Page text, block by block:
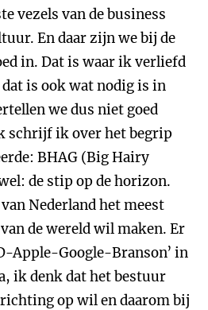
vezels van de business
En daar zijn we bij de
in. Dat is waar ik verliefd
is ook wat nodig is in
we dus niet goed
schrijf ik over het begrip
BHAG (Big Hairy
de stip op de horizon.
Nederland het meest
de wereld wil maken. Er
Apple-Google-Branson’ in
ik denk dat het bestuur
op wil en daarom bij